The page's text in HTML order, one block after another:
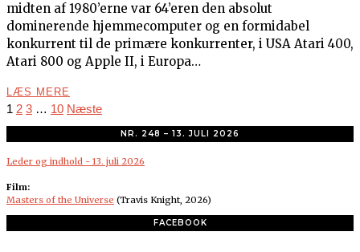
midten af 1980’erne var 64’eren den absolut
dominerende hjemmecomputer og en formidabel
konkurrent til de primære konkurrenter, i USA Atari 400,
Atari 800 og Apple II, i Europa…
LÆS MERE
1 2 3 … 10 Næste
NR. 248 – 13. JULI 2026
Leder og indhold - 13. juli 2026
Film:
Masters of the Universe (Travis Knight, 2026)
FACEBOOK